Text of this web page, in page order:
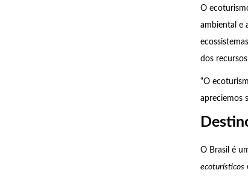
O
ambiental e
dos
“O
apreciemos
O Brasil é
ecoturísticos